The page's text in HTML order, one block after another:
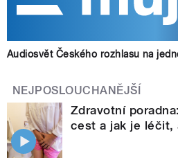
Audiosvět Českého rozhlasu na
NEJPOSLOUCHANĚJŠÍ
Zdravotní
cest a jak je léčit,